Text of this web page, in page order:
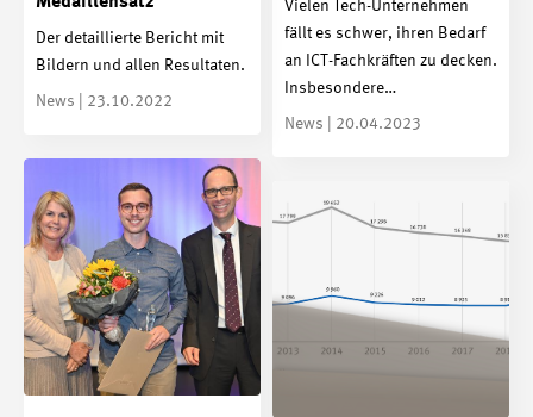
Vielen Tech-Unternehmen
fällt es schwer, ihren Bedarf
an ICT-Fachkräften zu decken.
Insbesondere…
News | 20.04.2023
Der detaillierte Bericht mit
Bildern und allen Resultaten.
News | 23.10.2022